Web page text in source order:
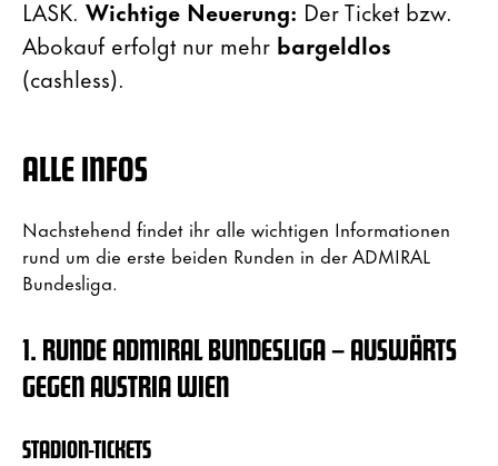
LASK. Wichtige Neuerung: Der Ticket bzw.
Abokauf erfolgt nur mehr bargeldlos
(cashless).
ALLE INFOS
Nachstehend findet ihr alle wichtigen Informationen
rund um die erste beiden Runden in der ADMIRAL
Bundesliga.
1. RUNDE ADMIRAL BUNDESLIGA – AUSWÄRTS
GEGEN AUSTRIA WIEN
STADION-TICKETS